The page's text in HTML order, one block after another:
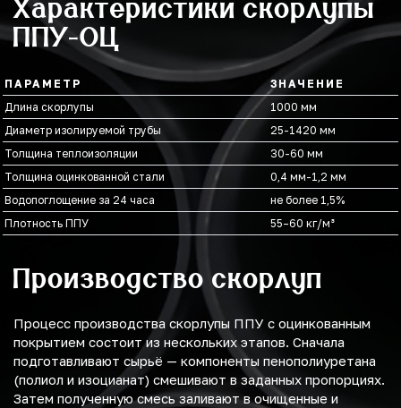
Характеристики скорлупы
ППУ-ОЦ
ПАРАМЕТР
ЗНАЧЕНИЕ
Длина скорлупы
1000 мм
Диаметр изолируемой трубы
25-1420 мм
Толщина теплоизоляции
30-60 мм
Толщина оцинкованной стали
0,4 мм-1,2 мм
Водопоглощение за 24 часа
не более 1,5%
Плотность ППУ
55–60 кг/м³
Производство скорлуп
Процесс производства скорлупы ППУ с оцинкованным
покрытием состоит из нескольких этапов. Сначала
подготавливают сырьё — компоненты пенополиуретана
(полиол и изоцианат) смешивают в заданных пропорциях.
Затем полученную смесь заливают в очищенные и